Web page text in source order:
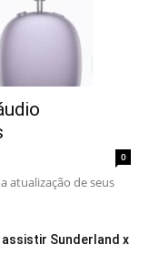
0
atualização de seus
assistir Sunderland x